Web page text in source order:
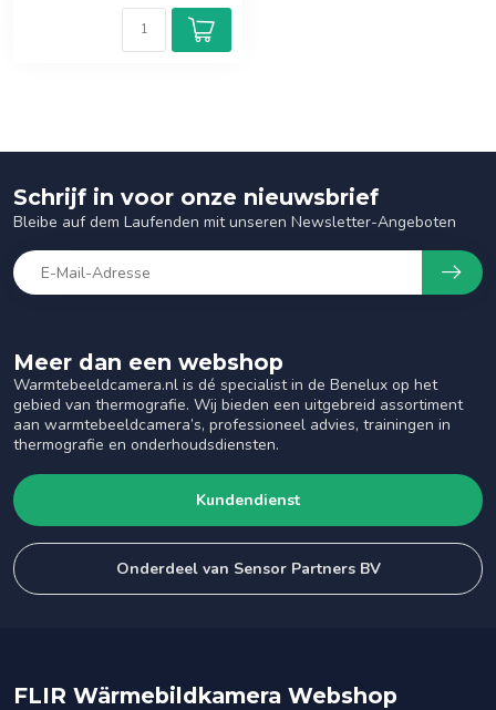
Meer dan een webshop
Warmtebeeldcamera.nl is dé specialist in de Benelux op het
gebied van thermografie. Wij bieden een uitgebreid assortiment
aan warmtebeeldcamera’s, professioneel advies, trainingen in
thermografie en onderhoudsdiensten.
Kundendienst
Onderdeel van Sensor Partners BV
Schrijf in voor onze nieuwsbrief
Bleibe auf dem Laufenden mit unseren Newsletter-Angeboten
FLIR Wärmebildkamera Webshop